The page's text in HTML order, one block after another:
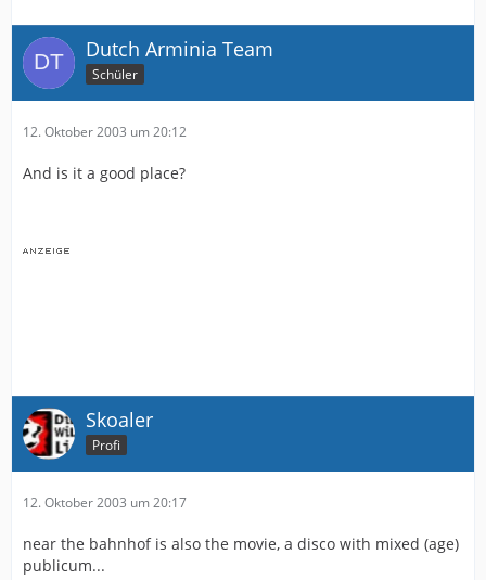
Dutch Arminia Team
Schüler
12. Oktober 2003 um 20:12
And is it a good place?
Skoaler
Profi
12. Oktober 2003 um 20:17
near the bahnhof is also the movie, a disco with mixed (age)
publicum...